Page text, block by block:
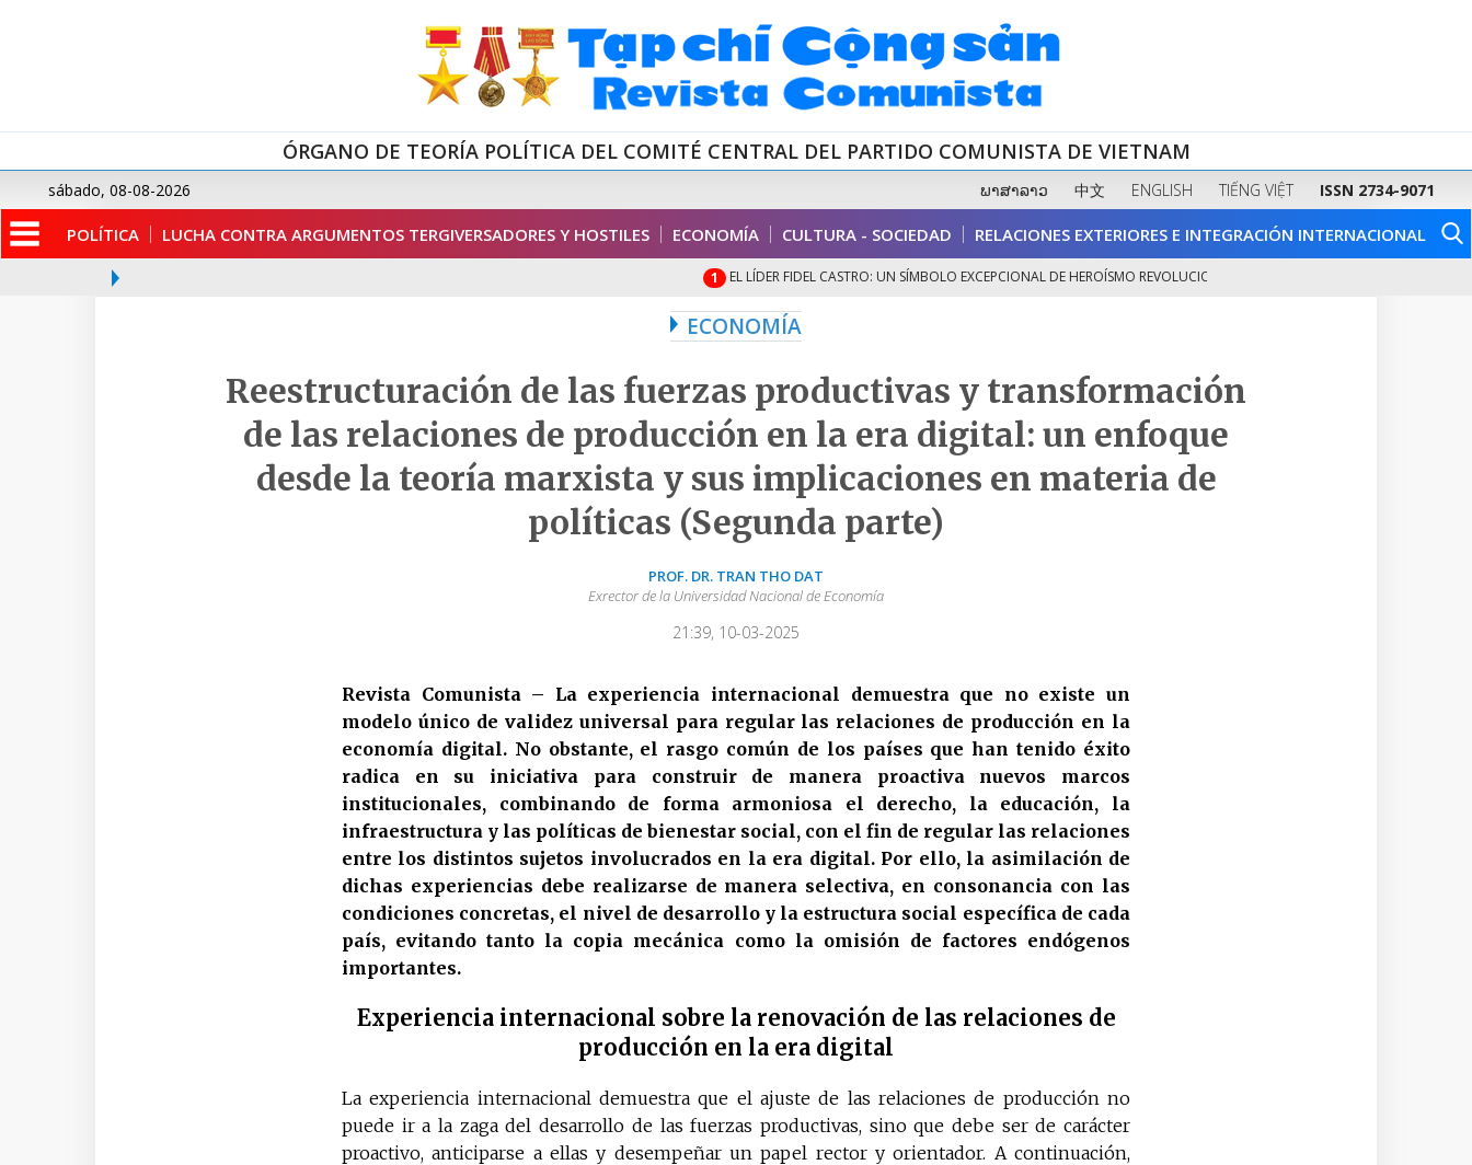
ÓRGANO DE TEORÍA POLÍTICA DEL COMITÉ CENTRAL DEL PARTIDO COMUNISTA DE VIETNAM
sábado, 08-08-2026 ພາສາລາວ 中文 ENGLISH TIẾNG VIỆT ISSN 2734-9071
POLÍTICA LUCHA CONTRA ARGUMENTOS TERGIVERSADORES Y HOSTILES ECONOMÍA CULTURA - SOCIEDAD RELACIONES EXTERIORES E INTEGRACIÓN INTERNACIONAL
EL LÍDER FIDEL CASTRO: UN SÍMBOLO EXCEPCIONAL DE HEROÍSMO REVOLUCIONARIO Y DE...
ECONOMÍA
Reestructuración de las fuerzas productivas y transformación
de las relaciones de producción en la era digital: un enfoque
desde la teoría marxista y sus implicaciones en materia de
políticas (Segunda parte)
PROF. DR. TRAN THO DAT
Exrector de la Universidad Nacional de Economía
21:39, 10-03-2025
Revista Comunista – La experiencia internacional demuestra que no existe un
modelo único de validez universal para regular las relaciones de producción en la
economía digital. No obstante, el rasgo común de los países que han tenido éxito
radica en su iniciativa para construir de manera proactiva nuevos marcos
institucionales, combinando de forma armoniosa el derecho, la educación, la
infraestructura y las políticas de bienestar social, con el fin de regular las relaciones
entre los distintos sujetos involucrados en la era digital. Por ello, la asimilación de
dichas experiencias debe realizarse de manera selectiva, en consonancia con las
condiciones concretas, el nivel de desarrollo y la estructura social específica de cada
país, evitando tanto la copia mecánica como la omisión de factores endógenos
importantes.
Experiencia internacional sobre la renovación de las relaciones de
producción en la era digital
La experiencia internacional demuestra que el ajuste de las relaciones de producción no
puede ir a la zaga del desarrollo de las fuerzas productivas, sino que debe ser de carácter
proactivo, anticiparse a ellas y desempeñar un papel rector y orientador. A continuación,